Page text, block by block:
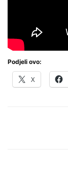
Podjeli ovo:
X